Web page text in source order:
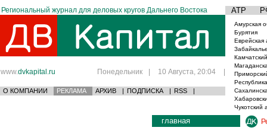
Региональный журнал для деловых кругов Дальнего Востока АТР
www.dvkapital.ru Понедельник | 10 Августа, 20:04 |
О КОМПАНИИ РЕКЛАМА АРХИВ | ПОДПИСКА | RSS |
Амурская
Бурятия
Еврейская
Чукотский
главная